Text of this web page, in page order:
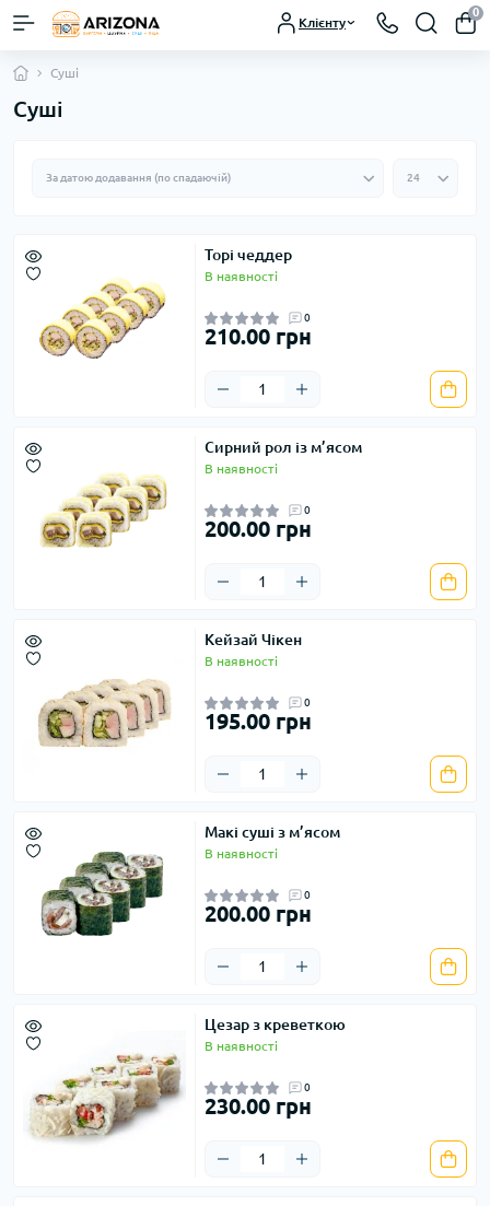
Клієнту
0
Суші
Суші
Торі чеддер
В наявності
0
210.00 грн
Сирний рол із м’ясом
В наявності
0
200.00 грн
Кейзай Чікен
В наявності
0
195.00 грн
Макі суші з м’ясом
В наявності
0
200.00 грн
Цезар з креветкою
В наявності
0
230.00 грн